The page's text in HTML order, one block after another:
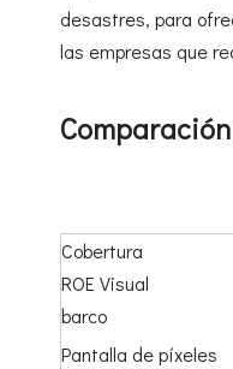
desastres, para
las empresas que
Cobertura
ROE Visual
barco
Pantalla de píxeles